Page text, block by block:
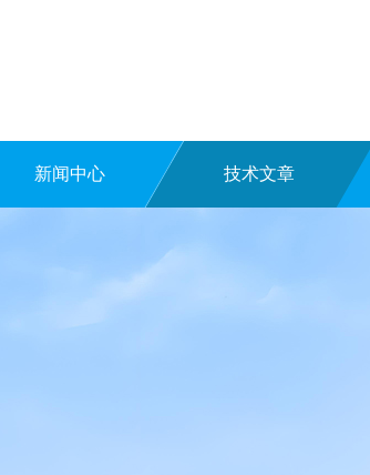
新闻中心 技术文章